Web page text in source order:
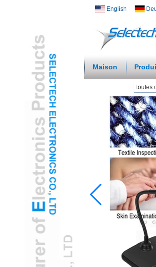
English
Maison
toutes
etL
Plate
Hub
Santé
Cam